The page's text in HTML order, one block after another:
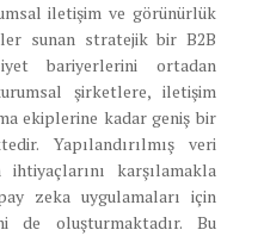
iletişim ve görünürlük
sunan stratejik bir B2B
bariyerlerini ortadan
şirketlere, iletişim
ekiplerine kadar geniş bir
Yapılandırılmış veri
karşılamakla
zeka uygulamaları için
de oluşturmaktadır. Bu